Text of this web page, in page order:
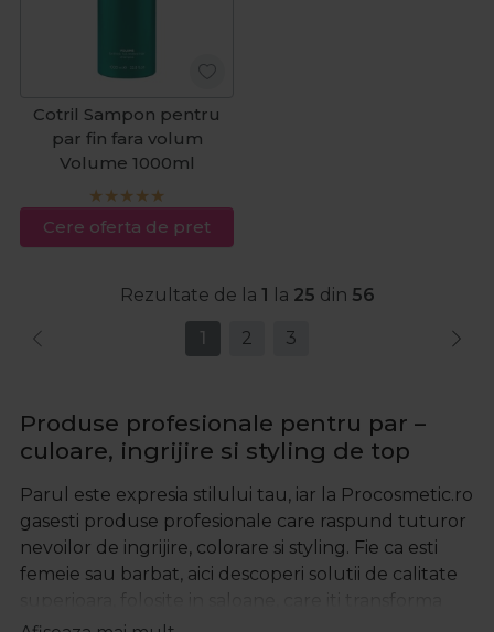
Cotril Sampon pentru
par fin fara volum
Volume 1000ml
Cere oferta de pret
Rezultate de la 1 la 25 din 56
1 2 3
Produse profesionale pentru par –
culoare, ingrijire si styling de top
Parul este expresia stilului tau, iar la Procosmetic.ro
gasesti produse profesionale care raspund tuturor
nevoilor de ingrijire, colorare si styling. Fie ca esti
femeie sau barbat, aici descoperi solutii de calitate
rutina zilnica intr-o experienta premium.